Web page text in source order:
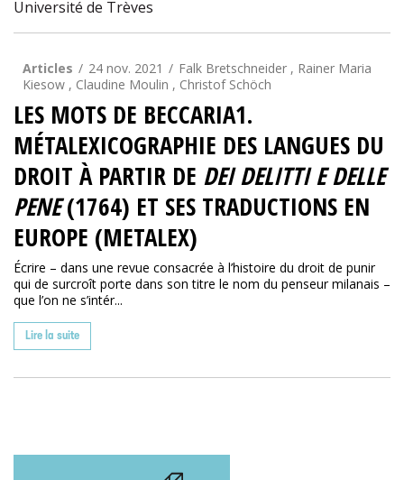
Université de Trèves
Articles 24 nov. 2021
Falk Bretschneider , Rainer Maria
Kiesow , Claudine Moulin , Christof Schöch
LES MOTS DE BECCARIA1.
MÉTALEXICOGRAPHIE DES LANGUES DU
DROIT À PARTIR DE DEI DELITTI E DELLE
PENE (1764) ET SES TRADUCTIONS EN
EUROPE (METALEX)
Écrire – dans une revue consacrée à l’histoire du droit de punir
qui de surcroît porte dans son titre le nom du penseur milanais –
que l’on ne s’intér...
Lire la suite